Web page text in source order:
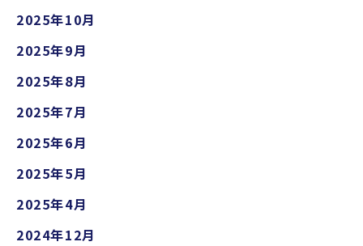
2025年10月
2025年9月
2025年8月
2025年7月
2025年6月
2025年5月
2025年4月
2024年12月